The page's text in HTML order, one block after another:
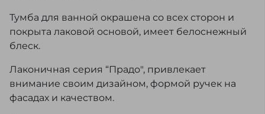
Тумба для ванной окрашена со всех сторон и
покрыта лаковой основой, имеет белоснежный
блеск.
Лаконичная серия “Прадо", привлекает
внимание своим дизайном, формой ручек на
фасадах и качеством.